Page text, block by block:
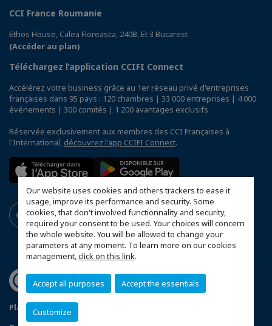
Our website uses cookies and others trackers to ease it
usage, improve its performance and security. Some
cookies, that don't involved functionnality and security,
required your consent to be used. Your choices will concern
the whole website. You will be allowed to change your
parameters at any moment. To learn more on our cookies
management,click on this link.
Accept all purposes Accept the essentials
Customize
CCI France Roumanie
Ethos House, Calea Floreasca, 240B, Et 3 Bucarest
(Accéder au plan)
Téléchargez l’application CCIFI Connect
Accélérez votre business grâce au 1er réseau privé d'entreprises
françaises dans 95 pays : 120 chambres | 33 000 entreprises | 4 000
événements | 300 comités | 1 200 avantages exclusifs
Réservée exclusivement aux membres des CCI Françaises à
l'International, découvrez l'app CCIFI Connect.
Plan du site Statut CCIFER